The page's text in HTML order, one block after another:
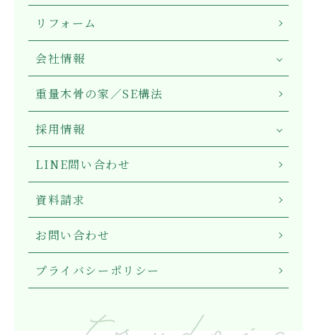
リフォーム
会社情報
重量木骨の家／SE構法
採用情報
LINE問い合わせ
資料請求
お問い合わせ
プライバシーポリシー